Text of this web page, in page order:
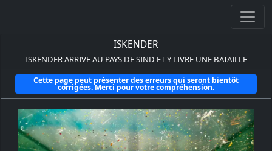
ISKENDER
ISKENDER ARRIVE AU PAYS DE SIND ET Y LIVRE UNE BATAILLE
Cette page peut présenter des erreurs qui seront bientôt
corrigées. Merci pour votre compréhension.